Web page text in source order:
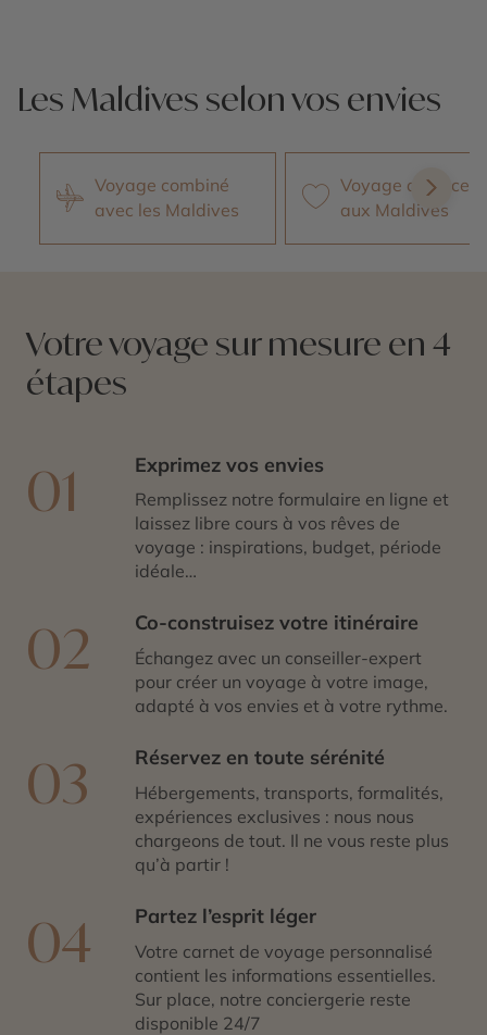
Les Maldives selon vos envies
Voyage combiné
avec les Maldives
Voyage de noces
aux Maldives
Votre voyage sur mesure en 4
étapes
01 Exprimez vos envies
Remplissez notre formulaire en ligne et
laissez libre cours à vos rêves de
voyage : inspirations, budget, période
idéale…
02 Co-construisez votre itinéraire
Échangez avec un conseiller-expert
pour créer un voyage à votre image,
adapté à vos envies et à votre rythme.
03 Réservez en toute sérénité
Hébergements, transports, formalités,
expériences exclusives : nous nous
chargeons de tout. Il ne vous reste plus
qu’à partir !
04 Partez l’esprit léger
Votre carnet de voyage personnalisé
contient les informations essentielles.
Sur place, notre conciergerie reste
disponible 24/7